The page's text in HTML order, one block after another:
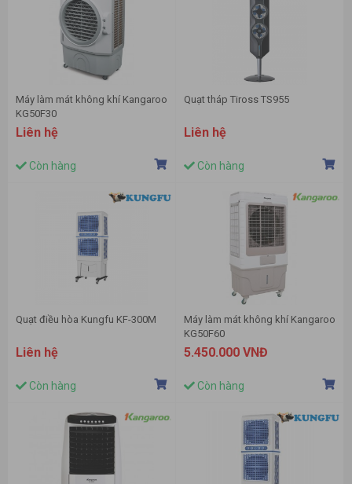
Máy làm mát không khí Kangaroo
KG50F30
Liên hệ
Còn hàng
Quạt tháp Tiross TS955
Liên hệ
Còn hàng
Quạt điều hòa Kungfu KF-300M
Liên hệ
Còn hàng
Máy làm mát không khí Kangaroo
KG50F60
5.450.000 VNĐ
Còn hàng